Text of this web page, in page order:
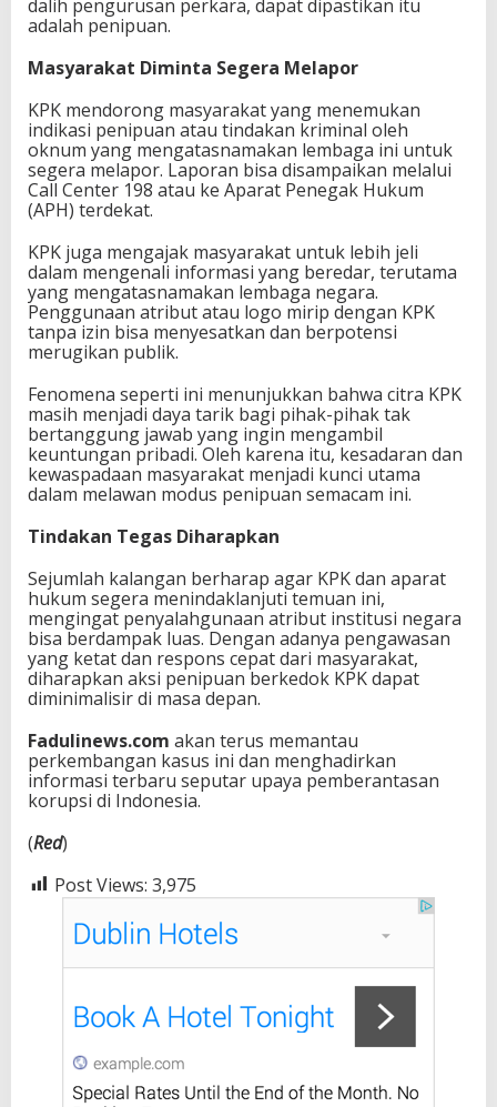
dalih pengurusan perkara, dapat dipastikan itu
adalah penipuan.
Masyarakat Diminta Segera Melapor
KPK mendorong masyarakat yang menemukan
indikasi penipuan atau tindakan kriminal oleh
oknum yang mengatasnamakan lembaga ini untuk
segera melapor. Laporan bisa disampaikan melalui
Call Center 198 atau ke Aparat Penegak Hukum
(APH) terdekat.
KPK juga mengajak masyarakat untuk lebih jeli
dalam mengenali informasi yang beredar, terutama
yang mengatasnamakan lembaga negara.
Penggunaan atribut atau logo mirip dengan KPK
tanpa izin bisa menyesatkan dan berpotensi
merugikan publik.
Fenomena seperti ini menunjukkan bahwa citra KPK
masih menjadi daya tarik bagi pihak-pihak tak
bertanggung jawab yang ingin mengambil
keuntungan pribadi. Oleh karena itu, kesadaran dan
kewaspadaan masyarakat menjadi kunci utama
dalam melawan modus penipuan semacam ini.
Tindakan Tegas Diharapkan
Sejumlah kalangan berharap agar KPK dan aparat
hukum segera menindaklanjuti temuan ini,
mengingat penyalahgunaan atribut institusi negara
bisa berdampak luas. Dengan adanya pengawasan
yang ketat dan respons cepat dari masyarakat,
diharapkan aksi penipuan berkedok KPK dapat
diminimalisir di masa depan.
Fadulinews.com akan terus memantau
perkembangan kasus ini dan menghadirkan
informasi terbaru seputar upaya pemberantasan
korupsi di Indonesia.
(Red)
Post Views: 3,975